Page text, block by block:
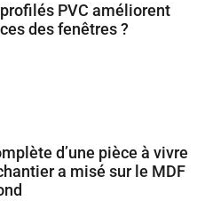
PVC améliorent
des fenêtres ?
d’une pièce à vivre
a misé sur le MDF